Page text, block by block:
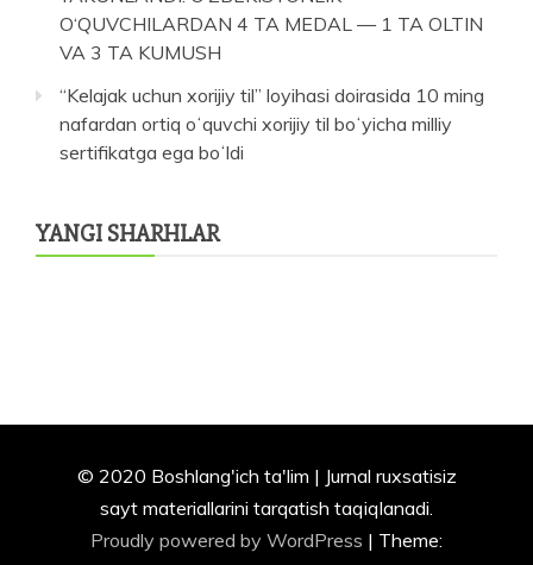
O‘QUVCHILARDAN 4 TA MEDAL — 1 TA OLTIN
VA 3 TA KUMUSH
“Kelajak uchun xorijiy til” loyihasi doirasida 10 ming
nafardan ortiq oʻquvchi xorijiy til boʻyicha milliy
sertifikatga ega boʻldi
YANGI SHARHLAR
© 2020 Boshlang'ich ta'lim | Jurnal ruxsatisiz
sayt materiallarini tarqatish taqiqlanadi.
Proudly powered by WordPress | Theme: